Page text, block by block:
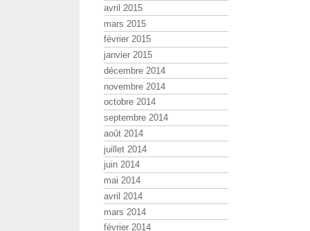
avril 2015
mars 2015
février 2015
janvier 2015
décembre 2014
novembre 2014
octobre 2014
septembre 2014
août 2014
juillet 2014
juin 2014
mai 2014
avril 2014
mars 2014
février 2014